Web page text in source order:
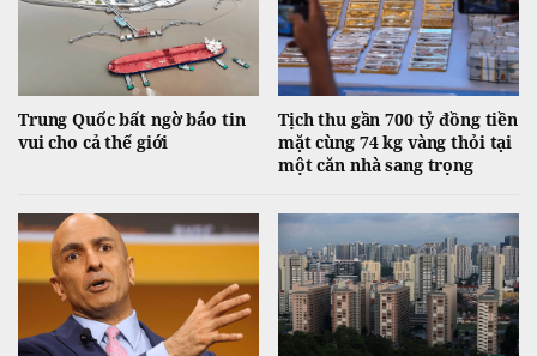
Trung Quốc bất ngờ báo tin
vui cho cả thế giới
Tịch thu gần 700 tỷ đồng tiền
mặt cùng 74 kg vàng thỏi tại
một căn nhà sang trọng